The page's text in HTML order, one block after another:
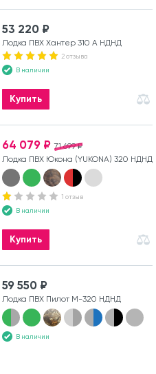
53 220 ₽
Лодка ПВХ Хантер 310 А НДНД
2 отзыва
В наличии
Купить
71 699 ₽
64 079 ₽
Лодка ПВХ Юкона (YUKONA) 320 НДНД
1 отзыв
В наличии
Купить
59 550 ₽
Лодка ПВХ Пилот М-320 НДНД
В наличии